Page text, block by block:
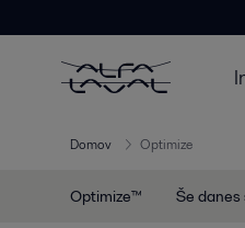
Domov Optimize
Optimize™ Še